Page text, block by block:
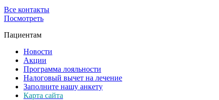
Все контакты
Посмотреть
Пациентам
Новости
Акции
Программа лояльности
Налоговый вычет на лечение
Заполните нашу анкету
Карта сайта